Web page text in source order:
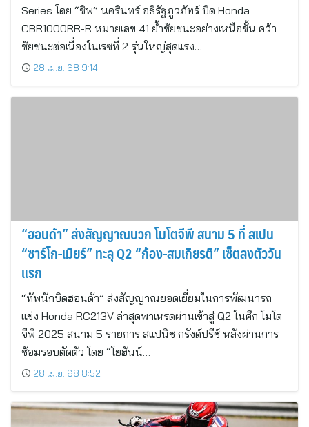
Series โดย “ชิพ” นครินทร์ อธิรัฐภูวภัทร์ บิด Honda
CBR1000RR-R หมายเลข 41 ย้ำชัยชนะอย่างเหนือชั้น คว้า
ชัยชนะต่อเนื่องในเรซที่ 2 รุ่นใหญ่สุดแรง…
28 เม.ย. 68 9:14
“ฮอนด้า” ส่งสัญญาณบวก โมโตจีพี สนาม 5 ที่ สเปน
“ซาร์โก-เมียร์” ทะลุ Q2 “ก้อง-สมเกียรติ” เซ็ตลงตัววัน
แรก
“ทัพนักบิดฮอนด้า” ส่งสัญญาณยอดเยี่ยมในการพัฒนารถ
แข่ง Honda RC213V ล่าสุดพาเหรดผ่านเข้าสู่ Q2 ในศึก โมโต
จีพี 2025 สนาม 5 รายการ สแปนิช กรังด์ปรีซ์ หลังผ่านการ
ซ้อมรอบตัดตัว โดย “โยฮันน์…
28 เม.ย. 68 8:52